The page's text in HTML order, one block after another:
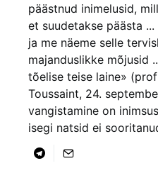
päästnud inimelusid,
et suudetakse päästa
ja me näeme selle
majanduslikke mõjusid
tõelise teise laine»
Toussaint, 24.
vangistamine on
isegi natsid ei